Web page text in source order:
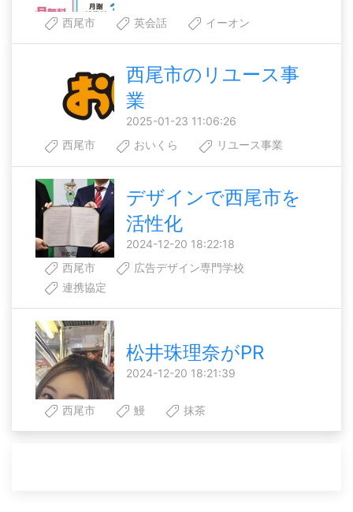
西尾市 英会話 イーオン
西尾市のリユース事
業
2025-01-23 11:06:26
西尾市
おいくら リユース事業
デザインで西尾市を
活性化
2024-12-20 18:22:18
西尾市
広告デザイン専門学校
連携協定
松井珠理奈がPR
2024-12-20 18:21:39
西尾市 鰻 抹茶